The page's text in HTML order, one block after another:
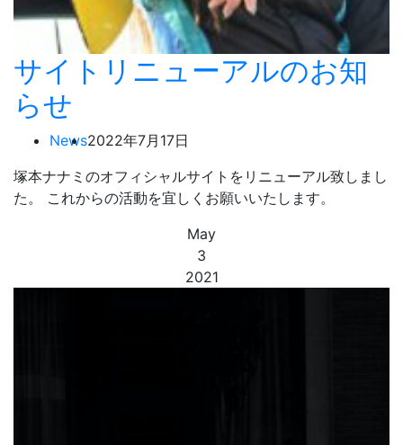
サイトリニューアルのお知
らせ
News2022年7月17日
塚本ナナミのオフィシャルサイトをリニューアル致しまし
た。 これからの活動を宜しくお願いいたします。
May
3
2021